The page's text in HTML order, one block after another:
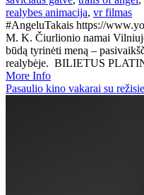
realybes animacija, vr filmas
#AngeluTakais https://
M. K. Čiurlionio namai
būdą tyrinėti meną –
realybėje. BILIETUS
More Info
Pasaulio kino vakarai su